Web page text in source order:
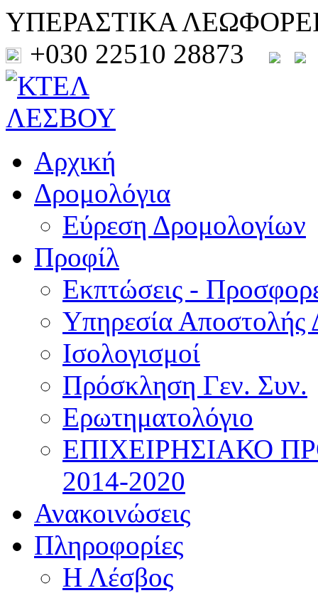
ΥΠΕΡΑΣΤΙΚΑ
+030 22510 28873
Αρχική
Δρομολόγια
Εύρεση Δρομολογίων
Προφίλ
Εκπτώσεις -
Υπηρεσία Αποστολής
Ισολογισμοί
Πρόσκληση Γεν. Συν.
Ερωτηματολόγιο
ΕΠΙΧΕΙΡΗΣΙΑΚΟ
2014-2020
Ανακοινώσεις
Πληροφορίες
Η Λέσβος